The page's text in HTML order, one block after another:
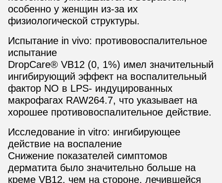
особенно у женщин из-за их
физиологической структуры.
Испытание in vivo: противовоспалительное
испытание
DropCare® VB12 (0, 1%) имел значительный
ингибирующий эффект на воспалительный
фактор NO в LPS- индуцированных
макрофагах RAW264.7, что указывает на
хорошее противовоспалительное действие.
Исследование in vitro: ингибирующее
действие на воспаление
Снижение показателей симптомов
дерматита было значительно больше на
креме VB12, чем на стороне, лечившейся